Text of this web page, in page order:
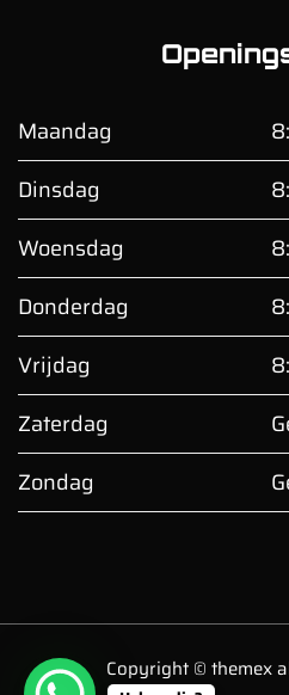
Maandag
Dinsdag
Woensdag
Donderdag
Vrijdag
Zaterdag
Zondag
Copyright © themex